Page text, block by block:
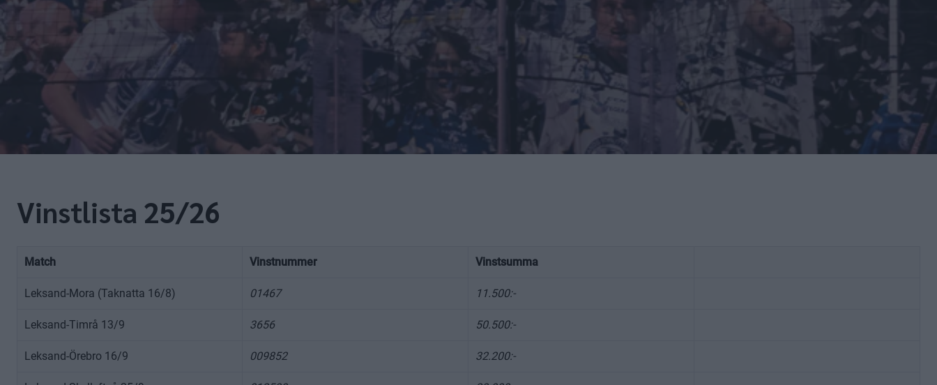
Vinstlista 25/26
Match Vinstnummer Vinstsumma
Leksand-Mora (Taknatta 16/8) 01467 11.500:-
Leksand-Timrå 13/9 3656 50.500:-
Leksand-Örebro 16/9 009852 32.200:-